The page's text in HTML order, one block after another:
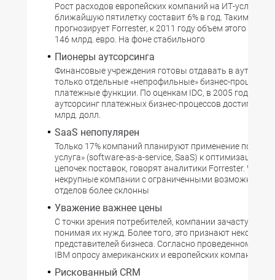
Рост расходов европейских компаний на ИТ-услуги в
ближайшую пятилетку составит 6% в год. Таким
прогнозирует Forrester, к 2011 году объем этого
146 млрд. евро. На фоне стабильного
Пионеры аутсорсинга
Финансовые учреждения готовы отдавать в
только отдельные «непрофильные» бизнес-процессы,
платежные функции. По оценкам IDC, в 2005 году
аутсорсинг платежных бизнес-процессов достигли в
млрд. долл.
SaaS непопулярен
Только 17% компаний планируют применение
услуга» (software-as-a-service, SaaS) к оптимизации
цепочек поставок, говорят аналитики Forrester. Что
некрупные компании с ограниченными
отделов более склонны
Уважение важнее цены
С точки зрения потребителей, компании зачастую
понимая их нужд. Более того, это признают
представителей бизнеса. Согласно проведенному
IBM опросу американских и европейских компаний, а
Рискованный CRM